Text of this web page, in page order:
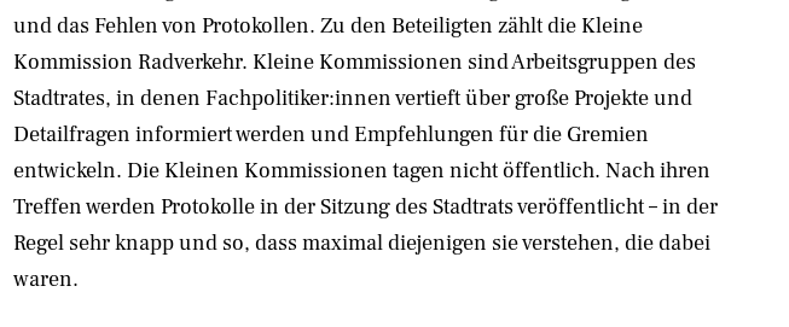
und das Fehlen von Protokollen. Zu den Beteiligten zählt die Kleine
Kommission Radverkehr. Kleine Kommissionen sind Arbeitsgruppen des
Stadtrates, in denen Fachpolitiker:innen vertieft über große Projekte und
Detailfragen informiert werden und Empfehlungen für die Gremien
entwickeln. Die Kleinen Kommissionen tagen nicht öffentlich. Nach ihren
Treffen werden Protokolle in der Sitzung des Stadtrats veröffentlicht – in der
Regel sehr knapp und so, dass maximal diejenigen sie verstehen, die dabei
waren.